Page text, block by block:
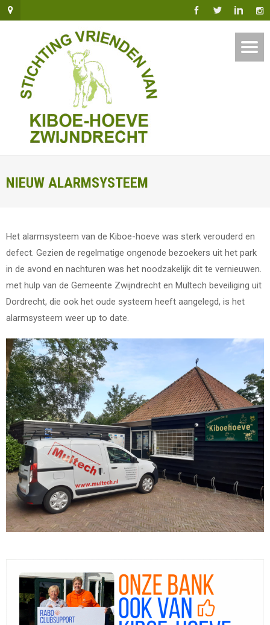
NIEUW ALARMSYSTEEM
Het alarmsysteem van de Kiboe-hoeve was sterk verouderd en
defect. Gezien de regelmatige ongenode bezoekers uit het park
in de avond en nachturen was het noodzakelijk dit te vernieuwen.
met hulp van de Gemeente Zwijndrecht en Multech beveiliging uit
Dordrecht, die ook het oude systeem heeft aangelegd, is het
alarmsysteem weer up to date.